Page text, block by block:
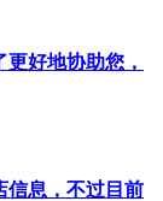
好地协助您，
信息，不过目前